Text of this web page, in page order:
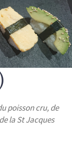
poisson cru, de
la St Jacques